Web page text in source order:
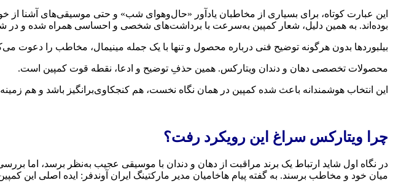
این عبارت کوتاه، برای بسیاری از مخاطبان یادآور «حال‌وهوای شب» و حتی موسیقی‌های آشنا
بوده‌اند. به همین دلیل، شعار کمپین به‌سرعت با برداشت‌های شخصی و احساسی همراه شده و
بیلبوردها بدون هرگونه توضیح فنی درباره محصول و تنها با یک جمله مینیمال، مخاطب را دعوت
محصولات تخصصی دهان و دندان ویتارکس. همین حذفِ توضیح و ادعا، نقطه قوت کمپین است.
این انتخاب هوشمندانه باعث شده کمپین در همان نگاه نخست، هم کنجکاوی‌برانگیز باشد و هم
چرا ویتارکس سراغ این رویکرد رفت؟
در نگاه اول شاید ارتباط یک برند مراقبت از دهان و دندان با موسیقی عجیب به‌نظر برسد، اما
میان خود و مخاطب برسند. به گفته پیام هاخامیان مدیر مارکتینگ ایران آوند‌فر: ایده اصلی